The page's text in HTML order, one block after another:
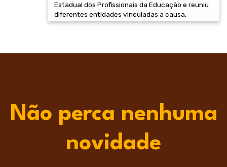
Estadual dos Profissionais da Educação e reuniu
diferentes entidades vinculadas a causa.
Não perca nenhuma
novidade